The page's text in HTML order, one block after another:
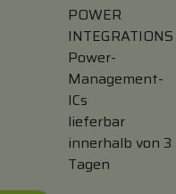
POWER
INTEGRATIONS
Power-
Management-
ICs
lieferbar
innerhalb von 3
Tagen